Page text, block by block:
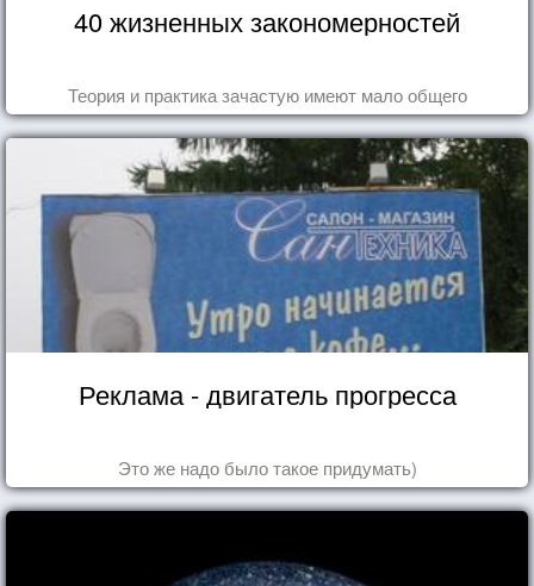
40 жизненных закономерностей
Теория и практика зачастую имеют мало общего
Реклама - двигатель прогресса
Это же надо было такое придумать)